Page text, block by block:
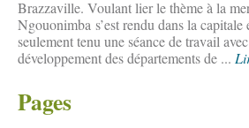
Brazzaville. Voulant lier le thème à la
Ngouonimba s’est rendu dans la
seulement tenu une séance de travail
développement des départements de ...
Pages